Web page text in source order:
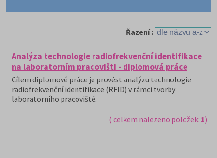
Řazení :
Analýza technologie radiofrekvenční identifikace
na laboratorním pracovišti - diplomová práce
Cílem diplomové práce je provést analýzu technologie
radiofrekvenční identifikace (RFID) v rámci tvorby
laboratorního pracoviště.
( celkem nalezeno položek: 1)